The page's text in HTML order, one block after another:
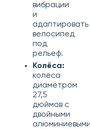
вибрации
и
адаптировать
велосипед
под
рельеф.
Колёса:
колёса
диаметром
27,5
дюймов с
двойными